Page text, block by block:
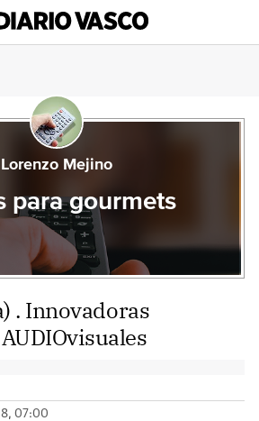
Lorenzo Mejino
para gourmets
. Innovadoras
07:00